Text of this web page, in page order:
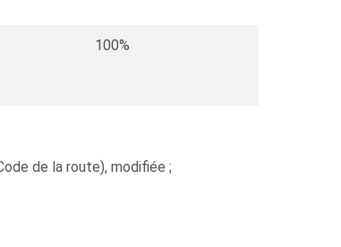
100%
de la route), modifiée ;